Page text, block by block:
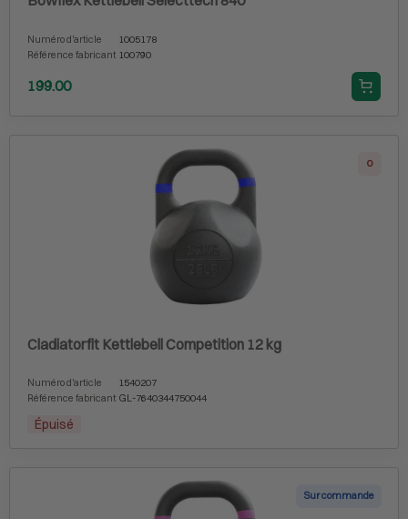
Numéro d'article
1005178
Référence fabricant 100790
199.00
0
Cladiatorfit Kettlebell Competition 12 kg
Numéro d'article
1540207
Référence fabricant GL-7640344750044
Épuisé
Sur commande